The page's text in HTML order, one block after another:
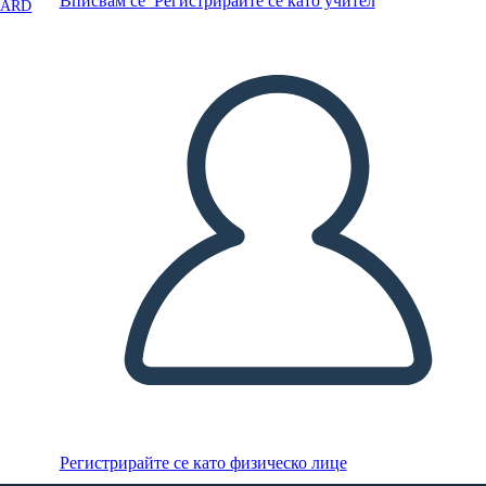
Регистрирайте се като физическо лице